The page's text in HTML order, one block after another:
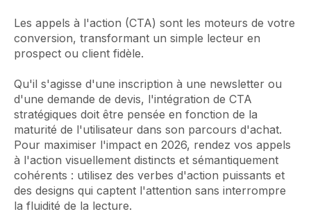
Les appels à l'action (CTA) sont les moteurs de votre
conversion, transformant un simple lecteur en
prospect ou client fidèle.
Qu'il s'agisse d'une inscription à une newsletter ou
d'une demande de devis, l'intégration de CTA
stratégiques doit être pensée en fonction de la
maturité de l'utilisateur dans son parcours d'achat.
Pour maximiser l'impact en 2026, rendez vos appels
à l'action visuellement distincts et sémantiquement
cohérents : utilisez des verbes d'action puissants et
des designs qui captent l'attention sans interrompre
la fluidité de la lecture.